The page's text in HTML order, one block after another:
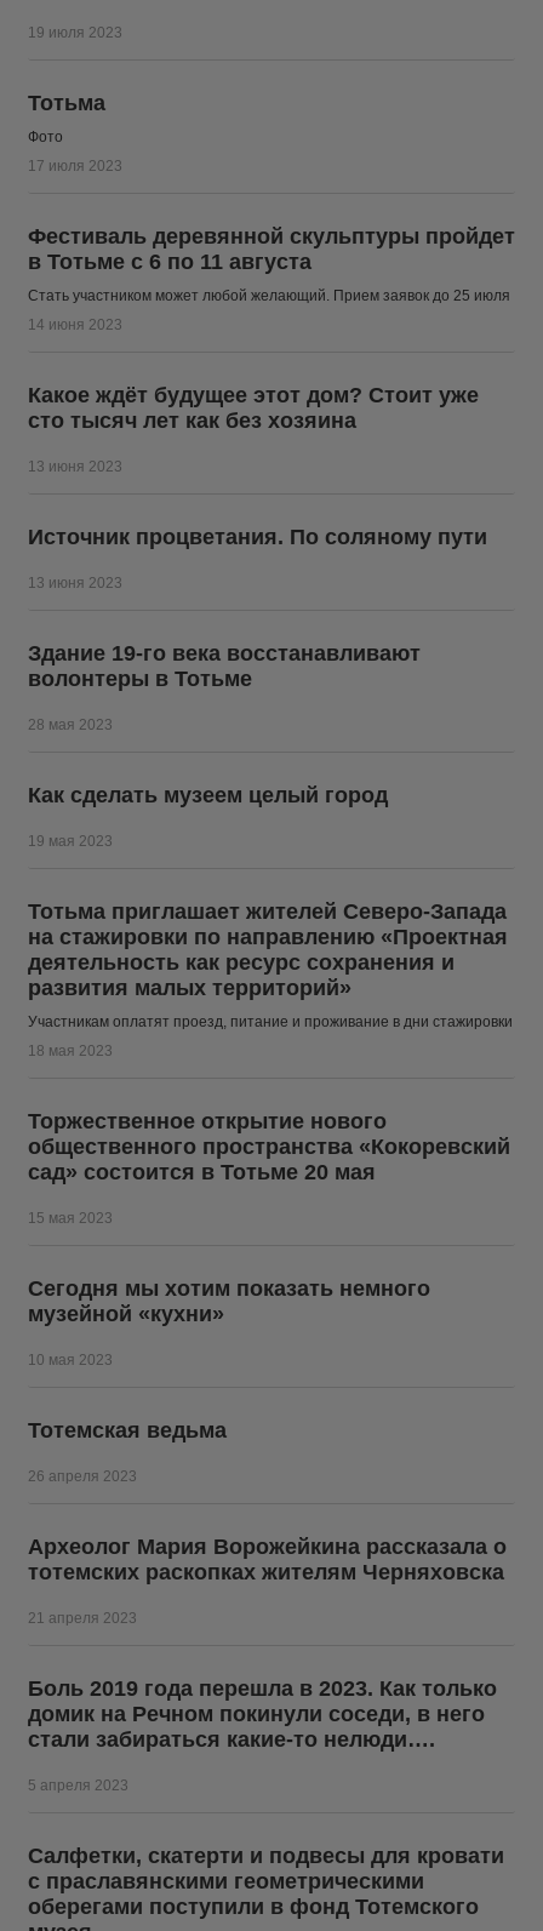
19 июля 2023
Тотьма
Фото
17 июля 2023
Фестиваль деревянной скульптуры пройдет
в Тотьме с 6 по 11 августа
Стать участником может любой желающий. Прием заявок до 25 июля
14 июня 2023
Какое ждёт будущее этот дом? Стоит уже
сто тысяч лет как без хозяина
13 июня 2023
Источник процветания. По соляному пути
13 июня 2023
Здание 19-го века восстанавливают
волонтеры в Тотьме
28 мая 2023
Как сделать музеем целый город
19 мая 2023
Тотьма приглашает жителей Северо-Запада
на стажировки по направлению «Проектная
деятельность как ресурс сохранения и
развития малых территорий»
Участникам оплатят проезд, питание и проживание в дни стажировки
18 мая 2023
Торжественное открытие нового
общественного пространства «Кокоревский
сад» состоится в Тотьме 20 мая
15 мая 2023
Сегодня мы хотим показать немного
музейной «кухни»
10 мая 2023
Тотемская ведьма
26 апреля 2023
Археолог Мария Ворожейкина рассказала о
тотемских раскопках жителям Черняховска
21 апреля 2023
Боль 2019 года перешла в 2023. Как только
домик на Речном покинули соседи, в него
стали забираться какие-то нелюди….
5 апреля 2023
Салфетки, скатерти и подвесы для кровати
с праславянскими геометрическими
оберегами поступили в фонд Тотемского